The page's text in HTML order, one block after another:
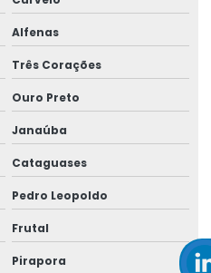
do trabalho
de afastados
do trabalho
no trabalho
Alfenas
Três Corações
Ouro Preto
Janaúba
Cataguases
Pedro Leopoldo
Frutal
Pirapora